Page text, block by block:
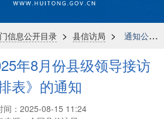
信息公开目录 > 县信访局 > 通知公告
年8月份县级领导接访
表》的通知
间：2025-08-15 11:24